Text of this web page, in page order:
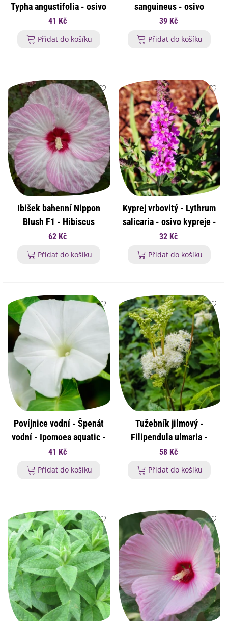
Typha angustifolia - osivo
orobince - 15 ks
41 Kč
Přidat do košíku
sanguineus - osivo
šťovíku - 100 ks
39 Kč
Přidat do košíku
Ibišek bahenní Nippon
Blush F1 - Hibiscus
moscheutos - osivo
ibišku - 5 ks
62 Kč
Přidat do košíku
Kyprej vrbovitý - Lythrum
salicaria - osivo kypreje -
150 ks
32 Kč
Přidat do košíku
Povíjnice vodní - Špenát
vodní - Ipomoea aquatic -
osivo povíjnice - 15 ks
41 Kč
Přidat do košíku
Tužebník jilmový -
Filipendula ulmaria -
osivo tužebníku - 8 ks
58 Kč
Přidat do košíku